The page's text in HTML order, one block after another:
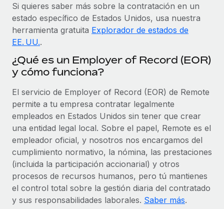
y cumplimiento normativo.
Comprobaciones de antecedentes
Simplifica los procesos de cribado de candidatos.
Cumplimiento normativo
Adelántate a los riesgos de cumplimiento
Gestión de dispositivos
Proporciona dispositivos tecnológicos y contrólalos
en todo el mundo.
Apertura de entidades
Abre entidades conforme a la legalidad enseguida.
Movilidad y reubicación
Reubica a los empleados con facilidad.
BLOG
Nómina global
Contractor Management
Impuestos
Explora el blog
BLOG
Novedades de producto de Remote:
Integraciones con Gusto y Xero y Contractor
Management Plus
La misión de Remote sigue siendo ayudar a empresas de
Si quieres saber más sobre la contratación en un
estado específico de Estados Unidos, usa nuestra
herramienta gratuita Explorador de estados de
EE. UU..
¿Qué es un Employer of Record (EOR)
y cómo funciona?
El servicio de Employer of Record (EOR) de Remote
permite a tu empresa contratar legalmente
empleados en Estados Unidos sin tener que crear
una entidad legal local. Sobre el papel, Remote es el
empleador oficial, y nosotros nos encargamos del
cumplimiento normativo, la nómina, las prestaciones
(incluida la participación accionarial) y otros
procesos de recursos humanos, pero tú mantienes
el control total sobre la gestión diaria del contratado
y sus responsabilidades laborales. Saber más.